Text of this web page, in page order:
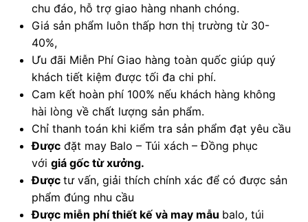
chu đáo, hỗ trợ giao hàng nhanh chóng.
Giá sản phẩm luôn thấp hơn thị trường từ 30-
40%,
Ưu đãi Miễn Phí Giao hàng toàn quốc giúp quý
khách tiết kiệm được tối đa chi phí.
Cam kết hoàn phí 100% nếu khách hàng không
hài lòng về chất lượng sản phẩm.
Chỉ thanh toán khi kiểm tra sản phẩm đạt yêu cầu
Đượcđặt may Balo – Túi xách – Đồng phục
với giá gốc từ xưởng.
Được tư vấn, giải thích chính xác để có được sản
phẩm đúng nhu cầu
Được miễn phí thiết kế và may mẫu balo, túi